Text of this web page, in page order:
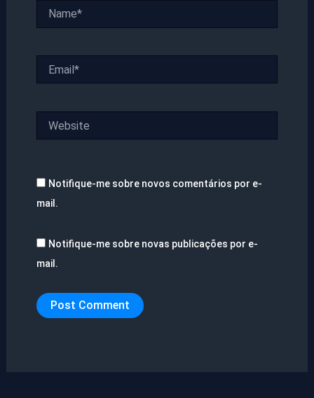
Notifique-me sobre novos comentários por e-
mail.
Notifique-me sobre novas publicações por e-
mail.